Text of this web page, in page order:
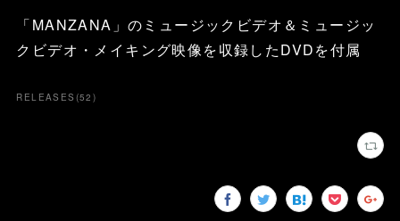
「MANZANA」のミュージックビデオ＆ミュージッ
クビデオ・メイキング映像を収録したDVDを付属
RELEASES (52 )